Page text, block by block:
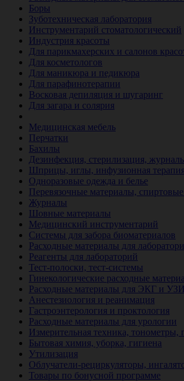
Боры
Зуботехническая лаборатория
Инструментарий стоматологический
Индустрия красоты
Для парикмахерских и салонов
Для косметологов
Для маникюра и педикюра
Для парафинотерапии
Восковая депиляция и шугаринг
Для загара и солярия
Медицинская мебель
Перчатки
Бахилы
Дезинфекция, стерилизация,
Шприцы, иглы, инфузионная терапия
Одноразовые одежда и белье
Перевязочные материалы,
Журналы
Шовные материалы
Медицинский инструментарий
Системы для забора биоматериалов
Расходные материалы для
Реагенты для лабораторий
Тест-полоски, тест-системы
Гинекологические расходные
Расходные материалы для ЭКГ и УЗИ
Анестезиология и реанимация
Гастроэнтерология и проктология
Расходные материалы для урологии
Измерительная техника, тонометры,
Бытовая химия, уборка, гигиена
Утилизация
Облучатели-рециркуляторы,
Товары по бонусной программе